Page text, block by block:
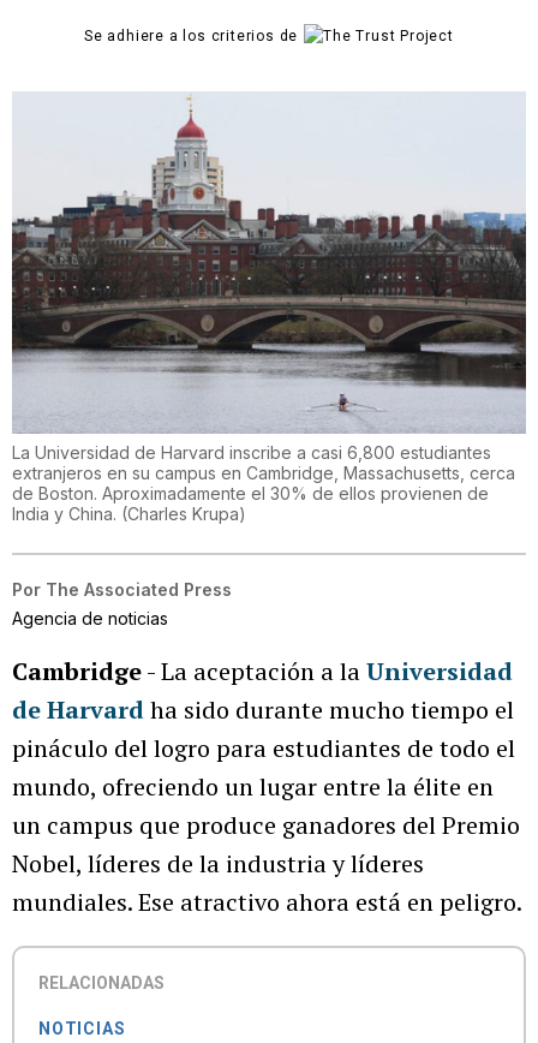
Se adhiere a los criterios de
La Universidad de Harvard inscribe a casi 6,800 estudiantes
extranjeros en su campus en Cambridge, Massachusetts, cerca
de Boston. Aproximadamente el 30% de ellos provienen de
India y China. (Charles Krupa)
Por The Associated Press
Agencia de noticias
Cambridge- La aceptación a laUniversidad
de Harvardha sido durante mucho tiempo el
pináculo del logro para estudiantes de todo el
mundo, ofreciendo un lugar entre la élite en
un campus que produce ganadores del Premio
Nobel, líderes de la industria y líderes
mundiales. Ese atractivo ahora está en peligro.
RELACIONADAS
NOTICIAS